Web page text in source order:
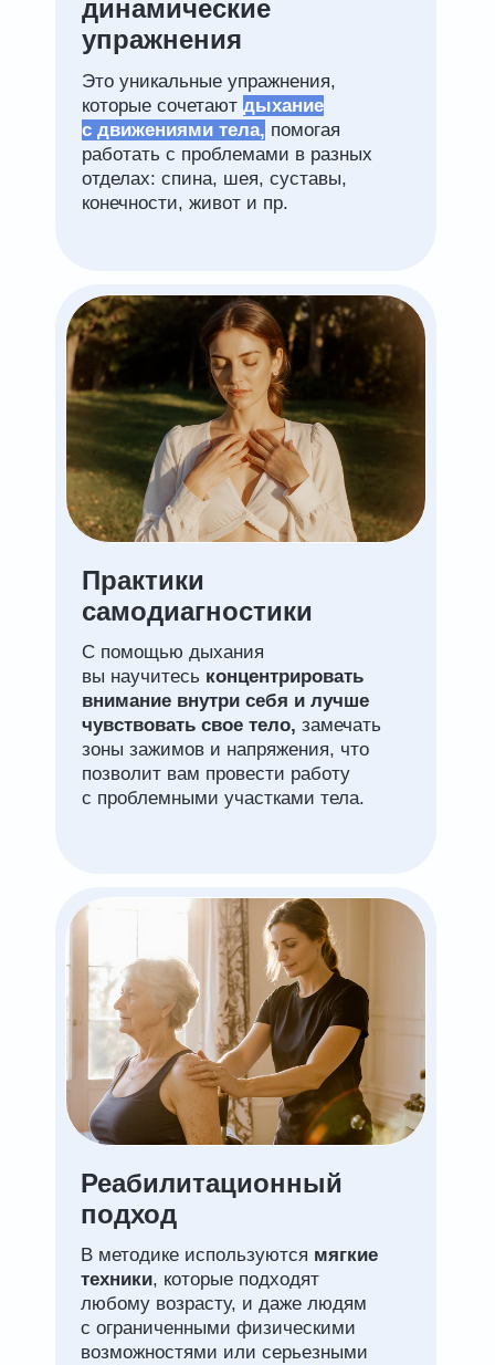
С помощью дыхания
вы научитесь концентрировать
внимание внутри себя и лучше
чувствовать свое тело, замечать
зоны зажимов и напряжения, что
позволит вам провести работу
с проблемными участками тела.
Это уникальные упражнения,
которые сочетают дыхание
с движениями тела, помогая
работать с проблемами в разных
отделах: спина, шея, суставы,
конечности, живот и пр.
В методике используются мягкие
техники, которые подходят
любому возрасту, и даже людям
с ограниченными физическими
возможностями или серьезными
Практики
самодиагностики
динамические
упражнения
Реабилитационный
подход